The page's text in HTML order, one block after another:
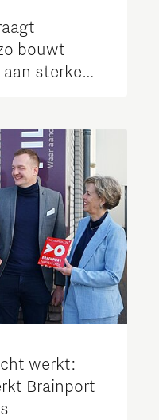
bouwt
aan sterke
werkt:
Brainport